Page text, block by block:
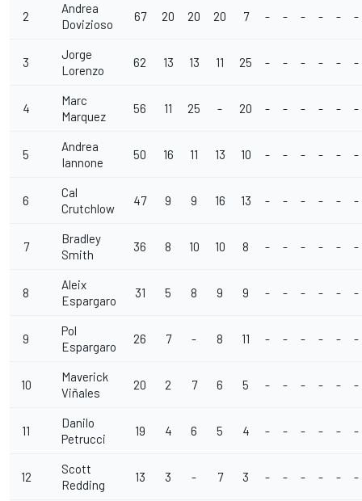
2
Andrea
Dovizioso
67 20 20 20 7 - - - - - -
3
Jorge
Lorenzo
62 13 13 11 25 - - - - - -
4
Marc
Marquez
56 11 25 - 20 - - - - - -
5
Andrea
Iannone
50 16 11 13 10 - - - - - -
6
Cal
Crutchlow
47 9 9 16 13 - - - - - -
7
Bradley
Smith
36 8 10 10 8 - - - - - -
8
Aleix
Espargaro
31 5 8 9 9 - - - - - -
9
Pol
Espargaro
26 7 - 8 11 - - - - - -
10
Maverick
Viñales
20 2 7 6 5 - - - - - -
11
Danilo
Petrucci
19 4 6 5 4 - - - - - -
12
Scott
Redding
13 3 - 7 3 - - - - - -